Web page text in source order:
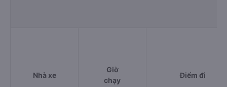
Nhà xe
Giờ
chạy
Điểm đi